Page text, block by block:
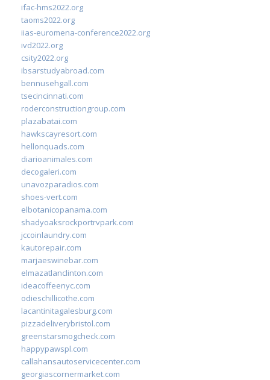
ifac-hms2022.org
taoms2022.org
iias-euromena-conference2022.org
ivd2022.org
csity2022.org
ibsarstudyabroad.com
bennusehgall.com
tsecincinnati.com
roderconstructiongroup.com
plazabatai.com
hawkscayresort.com
hellonquads.com
diarioanimales.com
decogaleri.com
unavozparadios.com
shoes-vert.com
elbotanicopanama.com
shadyoaksrockportrvpark.com
jccoinlaundry.com
kautorepair.com
marjaeswinebar.com
elmazatlanclinton.com
ideacoffeenyc.com
odieschillicothe.com
lacantinitagalesburg.com
pizzadeliverybristol.com
greenstarsmogcheck.com
happypawspl.com
callahansautoservicecenter.com
georgiascornermarket.com